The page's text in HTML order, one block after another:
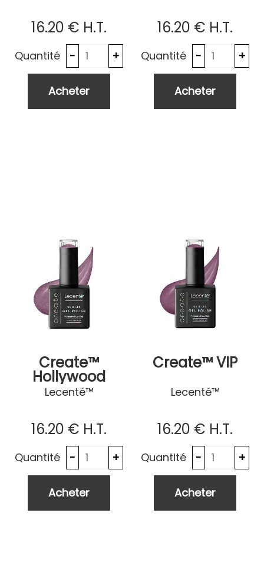
16.20 € H.T.
Quantité
16.20 € H.T.
Quantité
Create™
Hollywood
Glamour
Lecenté™
16.20 € H.T.
Quantité
Create™ VIP
Lecenté™
16.20 € H.T.
Quantité